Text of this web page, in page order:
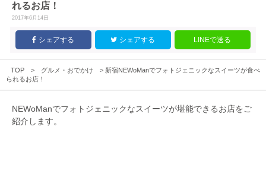
れるお店！
2017年6月14日
シェアする シェアする LINEで送る
TOP > グルメ・おでかけ > 新宿NEWoManでフォトジェニックなスイーツが食べ
られるお店！
NEWoManでフォトジェニックなスイーツが堪能できるお店をご
紹介します。